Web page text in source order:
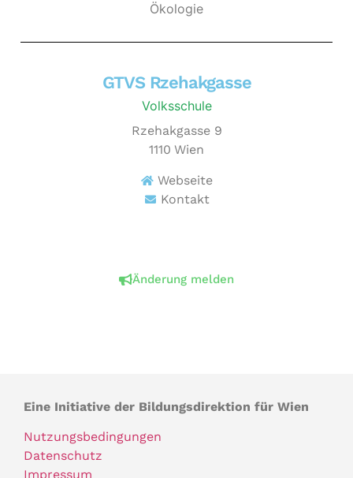
Ökologie
GTVS Rzehakgasse
Volksschule
Rzehakgasse 9
1110 Wien
Webseite
Kontakt
Änderung melden
Eine Initiative der Bildungsdirektion für Wien
Nutzungsbedingungen
Datenschutz
Impressum